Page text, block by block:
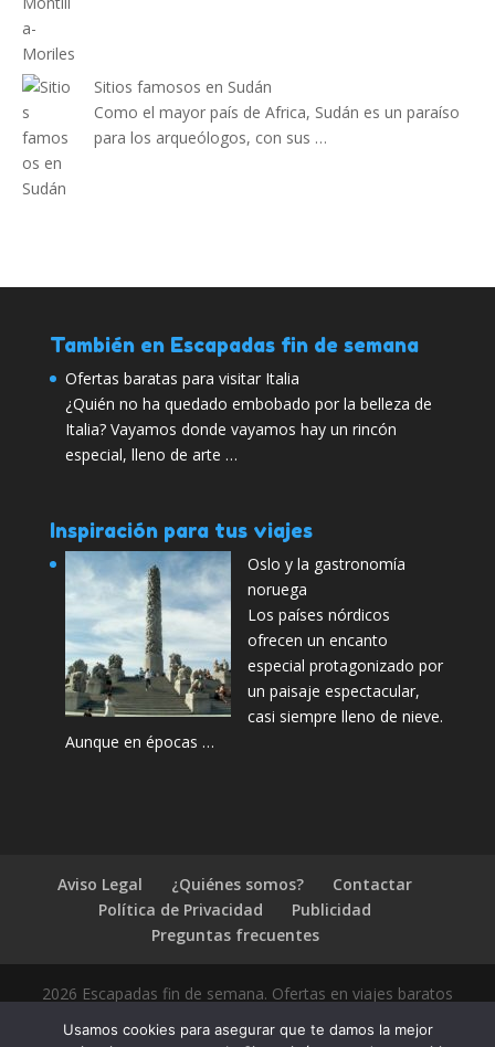
Sitios famosos en Sudán
Como el mayor país de Africa, Sudán es un paraíso
para los arqueólogos, con sus …
También en Escapadas fin de semana
Ofertas baratas para visitar Italia
¿Quién no ha quedado embobado por la belleza de
Italia? Vayamos donde vayamos hay un rincón
especial, lleno de arte …
Inspiración para tus viajes
Oslo y la gastronomía
noruega
Los países nórdicos
ofrecen un encanto
especial protagonizado por
un paisaje espectacular,
casi siempre lleno de nieve.
Aunque en épocas …
Aviso Legal ¿Quiénes somos?
Contactar
Política de Privacidad
Publicidad
Preguntas frecuentes
2026 Escapadas fin de semana. Ofertas en viajes baratos
Usamos cookies para asegurar que te damos la mejor